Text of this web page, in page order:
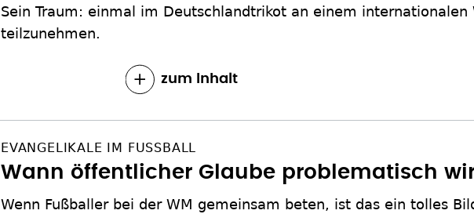
Sein Traum: einmal im Deutschlandtrikot an einem internationalen
teilzunehmen.
zum Inhalt
EVANGELIKALE IM FUSSBALL
Wann öffentlicher Glaube problematisch
Wenn Fußballer bei der WM gemeinsam beten, ist das ein tolles